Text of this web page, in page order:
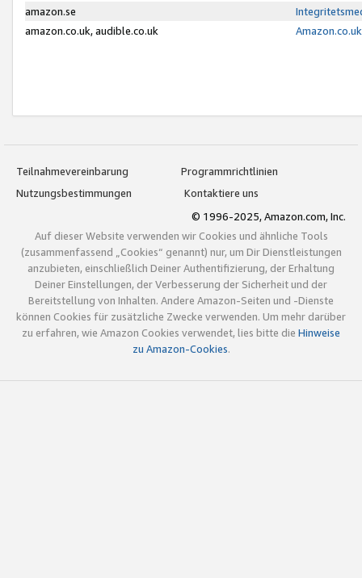
amazon.se
amazon.co.uk, audible.co.uk
Teilnahmevereinbarung
Programmrichtlinien
Nutzungsbestimmungen
Kontaktiere uns
© 1996-2025, Amazon.com, Inc.
Auf dieser Website verwenden wir Cookies und ähnliche Tools
(zusammenfassend „Cookies“ genannt) nur, um Dir Dienstleistungen
anzubieten, einschließlich Deiner Authentifizierung, der Erhaltung
Deiner Einstellungen, der Verbesserung der Sicherheit und der
Bereitstellung von Inhalten. Andere Amazon-Seiten und -Dienste
können Cookies für zusätzliche Zwecke verwenden. Um mehr darüber
zu erfahren, wie Amazon Cookies verwendet, lies bitte die Hinweise
zu Amazon-Cookies.